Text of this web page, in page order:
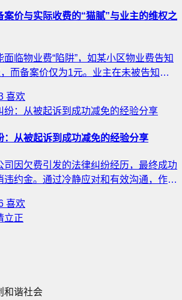
案价与实际收费的“猫腻”与业主的维权之
临物业费“陷阱”，如某小区物业费告知
而备案价仅为1元。业主在未被告知备
销合同。维权措施包括收集证据、与物
及向监管部门投诉。业主应仔细阅读合
以防类似问题发生。
喜欢
：从被起诉到成功减免的经验分享
司因欠费引发的法律纠纷经历，最终成功
违约金。通过冷静应对和有效沟通，作者
等，旨在帮助其他业主在类似情况下保
要的损失。
喜欢
立正
和谐社会